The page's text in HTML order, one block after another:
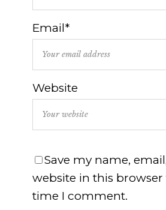
Email*
Website
Save my name,
website in this
time I comment.